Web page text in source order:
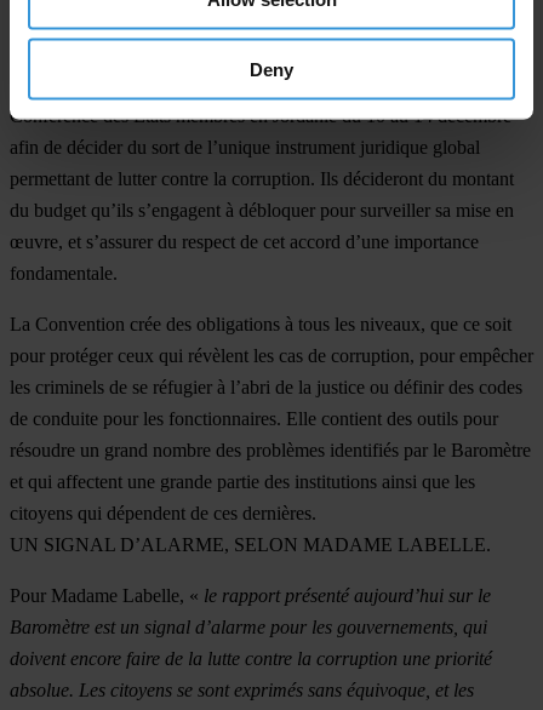
Deny
exprimées dans le Baromètre mondial sur la corruption.
Les pays signataires de la Convention seront présents lors de la
Conférence des Etats membres en Jordanie du 10 au 14 décembre
afin de décider du sort de l’unique instrument juridique global
permettant de lutter contre la corruption. Ils décideront du montant
du budget qu’ils s’engagent à débloquer pour surveiller sa mise en
œuvre, et s’assurer du respect de cet accord d’une importance
fondamentale.
La Convention crée des obligations à tous les niveaux, que ce soit
pour protéger ceux qui révèlent les cas de corruption, pour empêcher
les criminels de se réfugier à l’abri de la justice ou définir des codes
de conduite pour les fonctionnaires. Elle contient des outils pour
résoudre un grand nombre des problèmes identifiés par le Baromètre
et qui affectent une grande partie des institutions ainsi que les
citoyens qui dépendent de ces dernières.
UN SIGNAL D’ALARME, SELON MADAME LABELLE.
Pour Madame Labelle, « le rapport présenté aujourd’hui sur le
Baromètre est un signal d’alarme pour les gouvernements, qui
doivent encore faire de la lutte contre la corruption une priorité
absolue. Les citoyens se sont exprimés sans équivoque, et les